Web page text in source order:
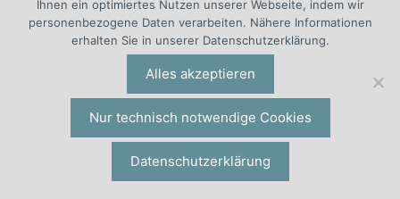
Employer Branding. In vier
Ihnen ein optimiertes Nutzen unserer Webseite, indem wir
personenbezogene Daten verarbeiten. Nähere Informationen
erhalten Sie in unserer Datenschutzerklärung.
Alles akzeptieren
Nur technisch notwendige Cookies
Datenschutzerklärung